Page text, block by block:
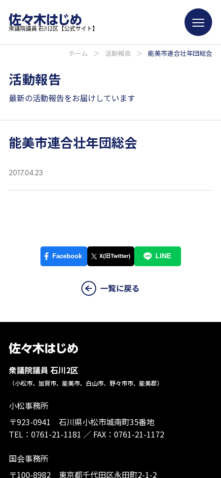
ホーム ＞ 活動報告 ＞ 能美市連合壮年団総会
活動報告
最新の活動報告をお届けしています
能美市連合壮年団総会
2017.04.23
一覧に戻る
衆議院議員 石川2区
（小松市、加賀市、能美市、白山市、野々市市、能美郡）
小松事務所
〒923-0941 石川県小松市城南町35番地
TEL： 0761-21-1181 ／ FAX：0761-21-1172
国会事務所
〒100-8982 東京都千代田区永田町2-1-2